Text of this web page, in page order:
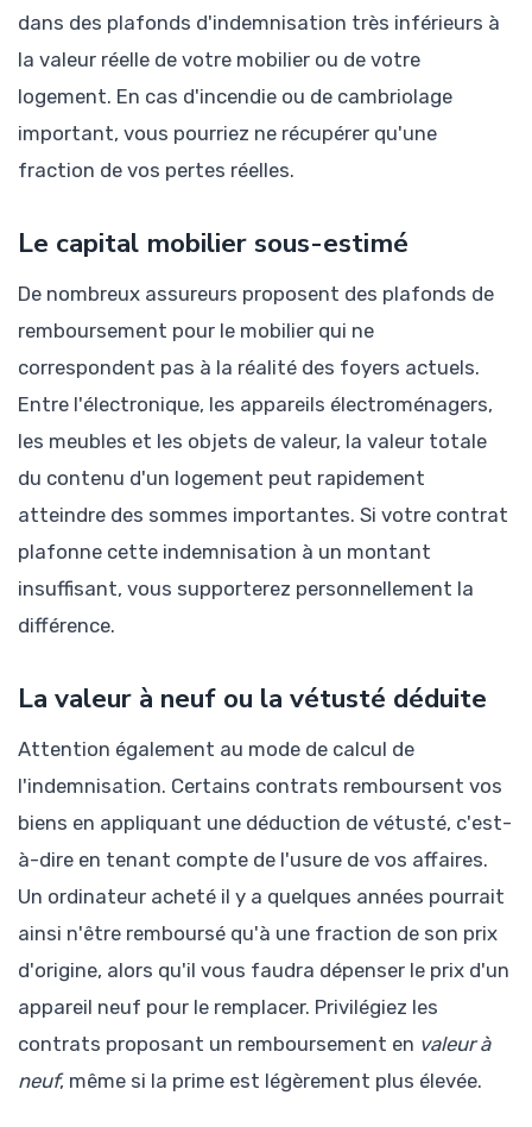
dans des plafonds d'indemnisation très inférieurs à
la valeur réelle de votre mobilier ou de votre
logement. En cas d'incendie ou de cambriolage
important, vous pourriez ne récupérer qu'une
fraction de vos pertes réelles.
Le capital mobilier sous-estimé
De nombreux assureurs proposent des plafonds de
remboursement pour le mobilier qui ne
correspondent pas à la réalité des foyers actuels.
Entre l'électronique, les appareils électroménagers,
les meubles et les objets de valeur, la valeur totale
du contenu d'un logement peut rapidement
atteindre des sommes importantes. Si votre contrat
plafonne cette indemnisation à un montant
insuffisant, vous supporterez personnellement la
différence.
La valeur à neuf ou la vétusté déduite
Attention également au mode de calcul de
l'indemnisation. Certains contrats remboursent vos
biens en appliquant une déduction de vétusté, c'est-
à-dire en tenant compte de l'usure de vos affaires.
Un ordinateur acheté il y a quelques années pourrait
ainsi n'être remboursé qu'à une fraction de son prix
d'origine, alors qu'il vous faudra dépenser le prix d'un
appareil neuf pour le remplacer. Privilégiez les
contrats proposant un remboursement en valeur à
neuf, même si la prime est légèrement plus élevée.